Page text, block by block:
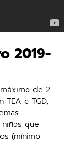
2019-
de 2
TEA o TGD,
que
(mínimo